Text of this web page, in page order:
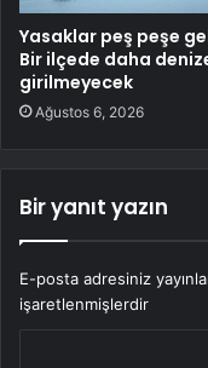
Yasaklar peş peşe
Bir ilçede daha
girilmeyecek
Ağustos 6, 2026
Bir yanıt yazın
E-posta adresiniz
işaretlenmişlerdir